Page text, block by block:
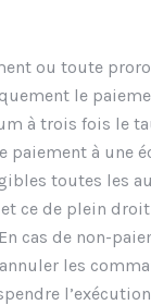
ou toute
le
à trois fois le
paiement à une
toutes les
ce de plein
cas de non-
les